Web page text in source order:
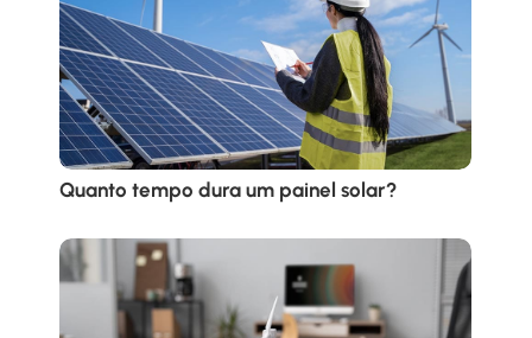
Quanto tempo dura um painel solar?